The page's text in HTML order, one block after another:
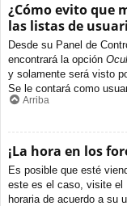
¿Cómo evito que
las listas de
Desde su Panel de
encontrará la opción
y solamente será visto
Se le contará como
Arriba
¡La hora en los
Es posible que esté
este es el caso, visite el
horaria de acuerdo a su